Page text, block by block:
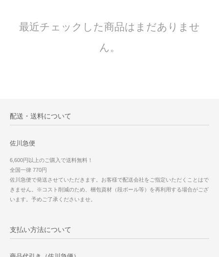
最近チェックした商品はまだありませ
ん。
配送・送料について
佐川急便
6,600円以上のご購入で送料無料！
全国一律 770円
佐川急便で発送させていただきます。お客様で配送会社をご指定いただくことはで
きません。※コスト削減のため、梱包資材（段ボール等）を再利用する場合がござ
います。予めご了承くださいませ。
支払い方法について